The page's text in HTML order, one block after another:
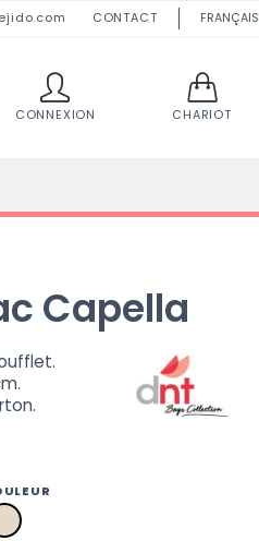
CONTACT FRANÇAIS
CONNEXION CHARIOT
Capella
a2
écru